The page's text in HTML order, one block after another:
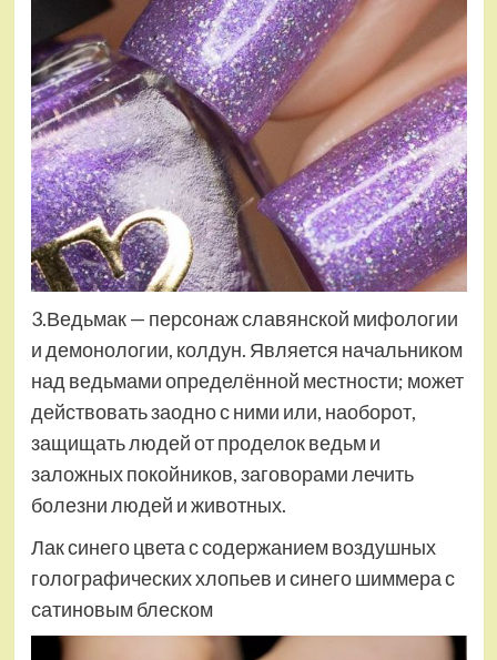
3.Ведьмак — персонаж славянской мифологии
и демонологии, колдун. Является начальником
над ведьмами определённой местности; может
действовать заодно с ними или, наоборот,
защищать людей от проделок ведьм и
заложных покойников, заговорами лечить
болезни людей и животных.
Лак синего цвета с содержанием воздушных
голографических хлопьев и синего шиммера с
сатиновым блеском